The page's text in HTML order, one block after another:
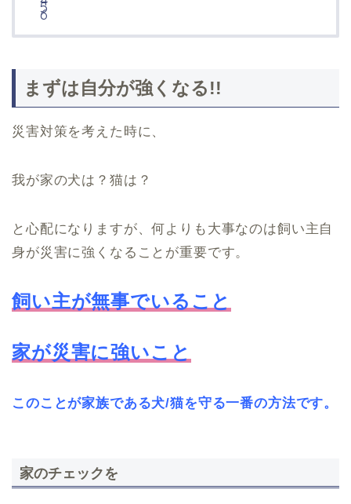
まずは自分が強くなる!!
災害対策を考えた時に、
我が家の犬は？猫は？
と心配になりますが、何よりも大事なのは飼い主自
身が災害に強くなることが重要です。
飼い主が無事でいること
家が災害に強いこと
このことが家族である犬/猫を守る一番の方法です。
家のチェックを